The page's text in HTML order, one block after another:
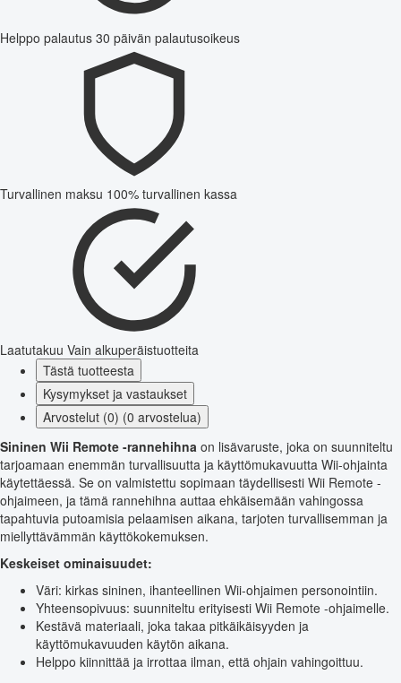
Helppo palautus 30 päivän palautusoikeus
Turvallinen maksu 100% turvallinen kassa
Laatutakuu Vain alkuperäistuotteita
Tästä tuotteesta
Kysymykset ja vastaukset
Arvostelut (0) (0 arvostelua)
Sininen Wii Remote -rannehihna on lisävaruste, joka on suunniteltu
tarjoamaan enemmän turvallisuutta ja käyttömukavuutta Wii-ohjainta
käytettäessä. Se on valmistettu sopimaan täydellisesti Wii Remote -
ohjaimeen, ja tämä rannehihna auttaa ehkäisemään vahingossa
tapahtuvia putoamisia pelaamisen aikana, tarjoten turvallisemman ja
miellyttävämmän käyttökokemuksen.
Keskeiset ominaisuudet:
Väri: kirkas sininen, ihanteellinen Wii-ohjaimen personointiin.
Yhteensopivuus: suunniteltu erityisesti Wii Remote -ohjaimelle.
Kestävä materiaali, joka takaa pitkäikäisyyden ja
käyttömukavuuden käytön aikana.
Helppo kiinnittää ja irrottaa ilman, että ohjain vahingoittuu.